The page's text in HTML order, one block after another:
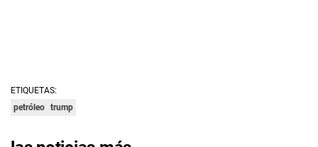
ETIQUETAS:
petróleo trump